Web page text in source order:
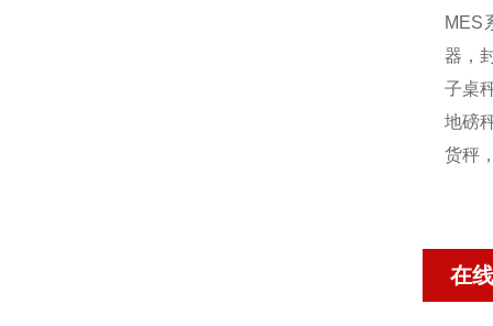
MES
器，
子桌
地磅
货秤
在